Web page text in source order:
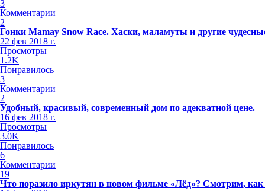
3
Комментарии
2
Гонки Mamay Snow Race. Хаски, маламуты и другие
22 фев 2018 г.
Просмотры
1.2K
Понравилось
3
Комментарии
2
Удобный, красивый, современный дом по адекватной цене.
16 фев 2018 г.
Просмотры
3.0K
Понравилось
6
Комментарии
19
Что поразило иркутян в новом фильме «Лёд»? Смотрим,